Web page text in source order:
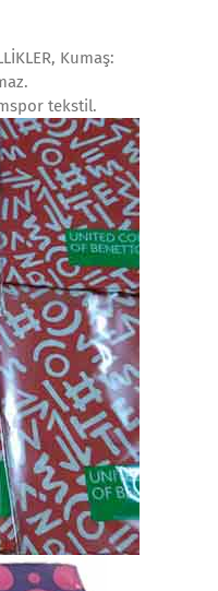
Kumaş:
tekstil.